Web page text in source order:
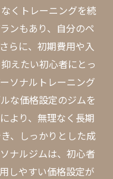
くトレーニングを続
ンもあり、自分のペ
らに、初期費用や入
えたい初心者にとっ
ソナルトレーニング
な価格設定のジムを
より、無理なく長期
、しっかりとした成
ナルジムは、初心者
しやすい価格設定が